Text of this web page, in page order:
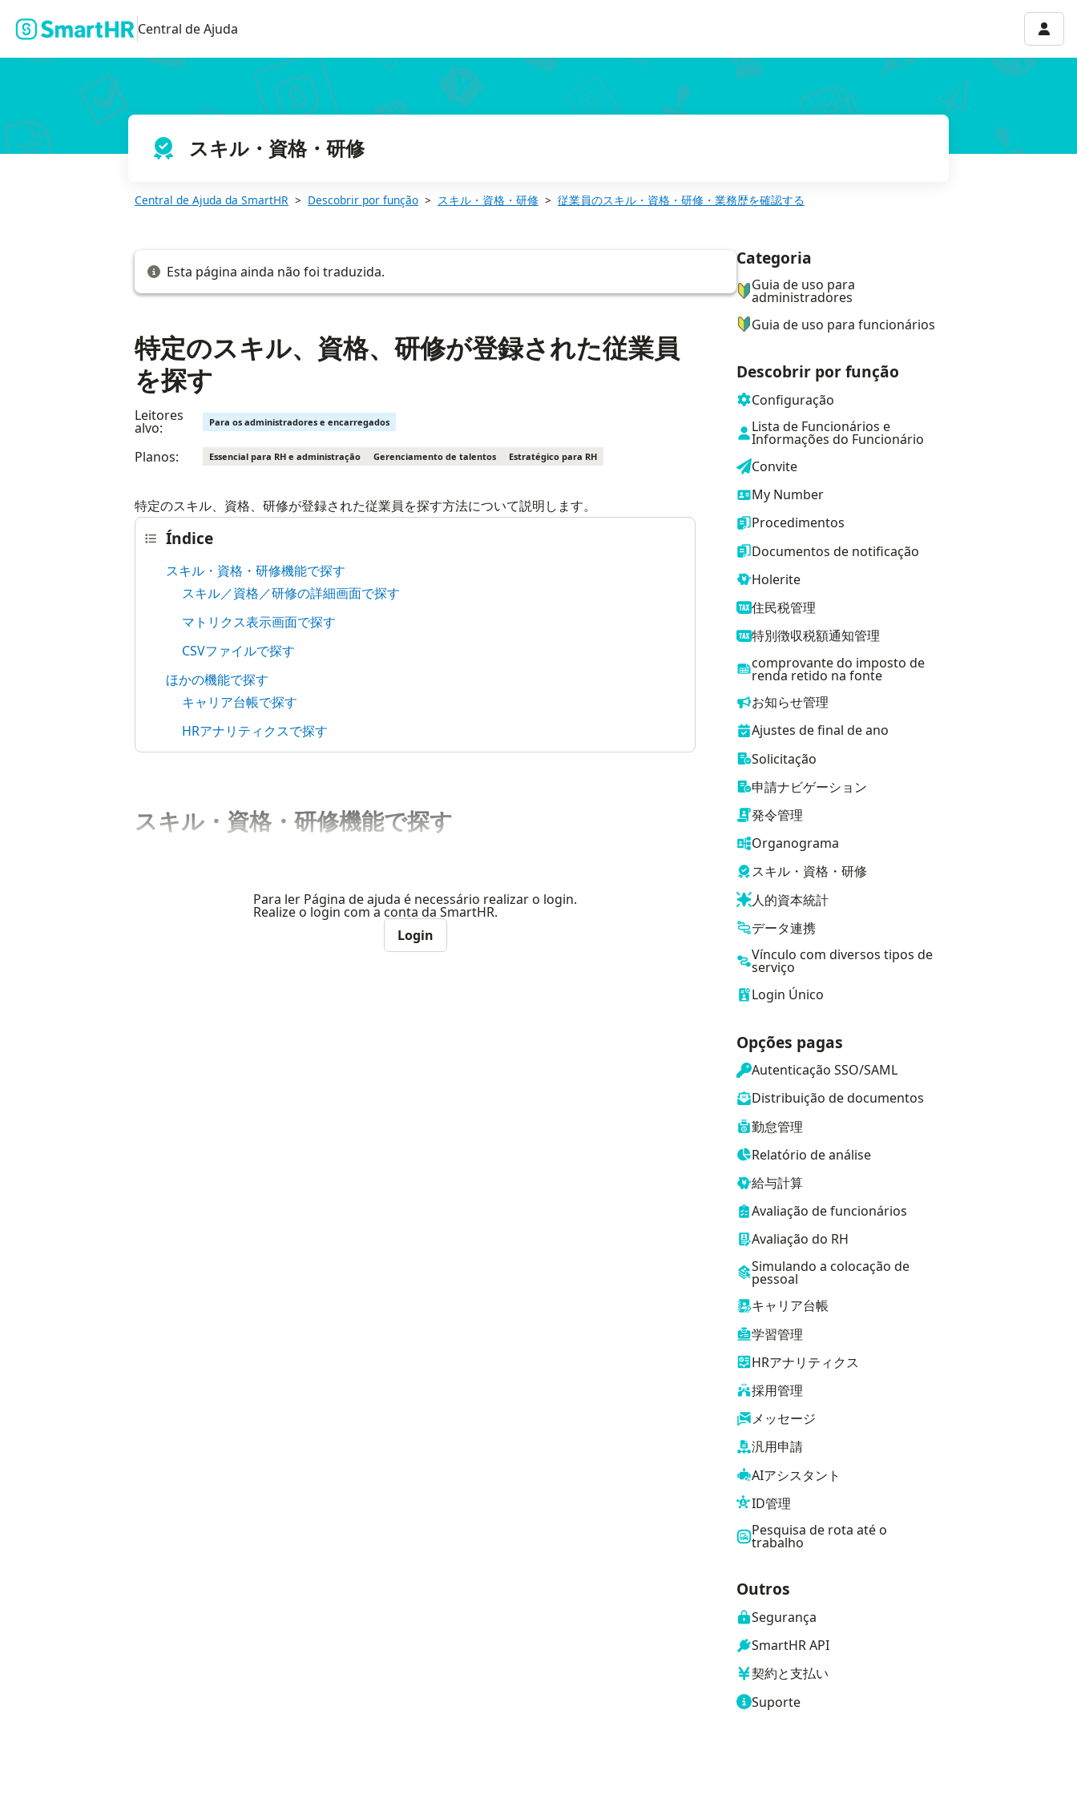
Central de Ajuda
スキル・資格・研修
Central de Ajuda da SmartHR Descobrir por função スキル・資格・研修 従業員のスキル・資格・研修・業務歴を確認する
Esta página ainda não foi traduzida.
特定のスキル、資格、研修が登録された従業員
を探す
Leitores
alvo: Para os administradores e encarregados
Planos: Essencial para RH e administração Gerenciamento de talentos Estratégico para RH
特定のスキル、資格、研修が登録された従業員を探す方法について説明します。
Índice
スキル・資格・研修機能で探す
スキル／資格／研修の詳細画面で探す
マトリクス表示画面で探す
CSVファイルで探す
ほかの機能で探す
キャリア台帳で探す
HRアナリティクスで探す
スキル・資格・研修機能で探す
Para ler Página de ajuda é necessário realizar o login.
Realize o login com a conta da SmartHR.
Login
ナビゲーションメニュー
Categoria
Guia de uso para
administradores
Guia de uso para funcionários
Descobrir por função
Configuração
Lista de Funcionários e
Informações do Funcionário
Convite
My Number
Procedimentos
Documentos de notificação
Holerite
住民税管理
特別徴収税額通知管理
comprovante do imposto de
renda retido na fonte
お知らせ管理
Ajustes de final de ano
Solicitação
申請ナビゲーション
発令管理
Organograma
スキル・資格・研修
人的資本統計
データ連携
Vínculo com diversos tipos de
serviço
Login Único
Opções pagas
Autenticação SSO/SAML
Distribuição de documentos
勤怠管理
Relatório de análise
給与計算
Avaliação de funcionários
Avaliação do RH
Simulando a colocação de
pessoal
キャリア台帳
学習管理
HRアナリティクス
採用管理
メッセージ
汎用申請
AIアシスタント
ID管理
Pesquisa de rota até o
trabalho
Outros
Segurança
SmartHR API
契約と支払い
Suporte